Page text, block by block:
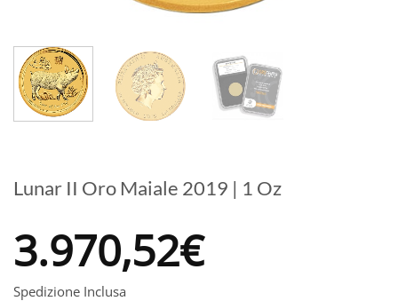
Lunar II Oro Maiale 2019 | 1 Oz
3.970,52€
Spedizione Inclusa